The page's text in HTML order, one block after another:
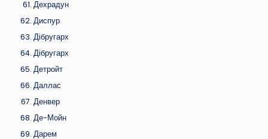
Дехрадун
Диспур
Дібругарх
Дібругарх
Детройт
Даллас
Денвер
Де-Мойн
Дарем